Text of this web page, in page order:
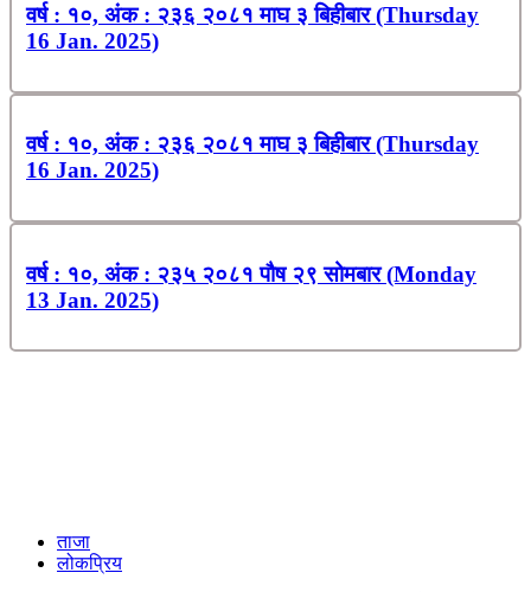
वर्ष : १०, अंक : २३६ २०८१ माघ ३ बिहीबार (Thursday
16 Jan. 2025)
वर्ष : १०, अंक : २३६ २०८१ माघ ३ बिहीबार (Thursday
16 Jan. 2025)
वर्ष : १०, अंक : २३५ २०८१ पौष २९ सोमबार (Monday
13 Jan. 2025)
ताजा
लोकप्रिय